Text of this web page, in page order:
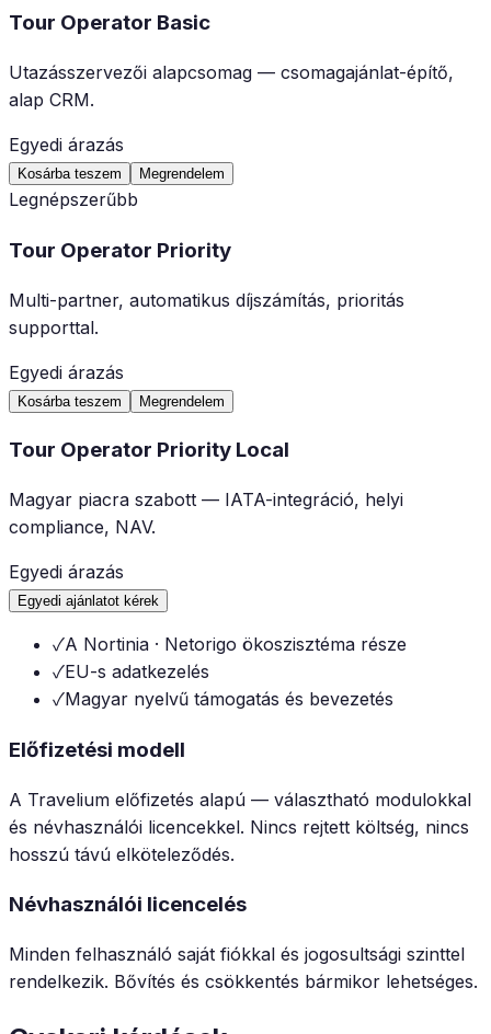
Tour Operator Basic
Utazásszervezői alapcsomag — csomagajánlat-építő,
alap CRM.
Egyedi árazás
Kosárba teszem Megrendelem
Legnépszerűbb
Tour Operator Priority
Multi-partner, automatikus díjszámítás, prioritás
supporttal.
Egyedi árazás
Kosárba teszem Megrendelem
Tour Operator Priority Local
Magyar piacra szabott — IATA-integráció, helyi
compliance, NAV.
Egyedi árazás
Egyedi ajánlatot kérek
✓A Nortinia · Netorigo ökoszisztéma része
✓EU-s adatkezelés
✓Magyar nyelvű támogatás és bevezetés
Előfizetési modell
A Travelium előfizetés alapú — választható modulokkal
és névhasználói licencekkel. Nincs rejtett költség, nincs
hosszú távú elköteleződés.
Névhasználói licencelés
Minden felhasználó saját fiókkal és jogosultsági szinttel
rendelkezik. Bővítés és csökkentés bármikor lehetséges.